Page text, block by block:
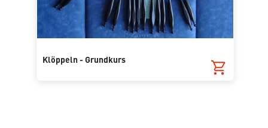
Klöppeln - Grundkurs